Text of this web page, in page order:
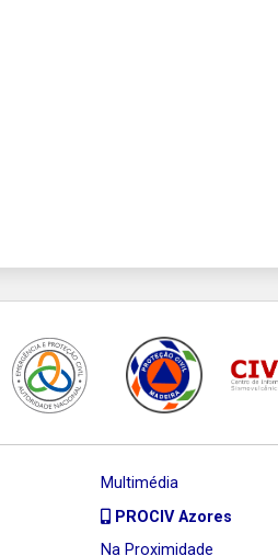
Multimédia
PROCIV Azores
Na Proximidade